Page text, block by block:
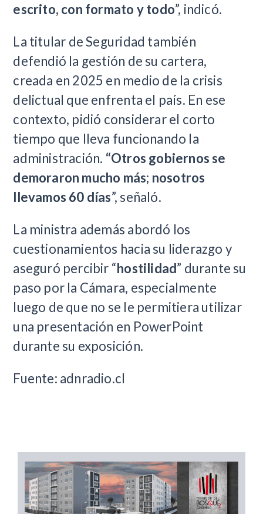
escrito, con formato y todo”, indicó.
La titular de Seguridad también
defendió la gestión de su cartera,
creada en 2025 en medio de la crisis
delictual que enfrenta el país. En ese
contexto, pidió considerar el corto
tiempo que lleva funcionando la
administración. “Otros gobiernos se
demoraron mucho más; nosotros
llevamos 60 días”, señaló.
La ministra además abordó los
cuestionamientos hacia su liderazgo y
aseguró percibir “hostilidad” durante su
paso por la Cámara, especialmente
luego de que no se le permitiera utilizar
una presentación en PowerPoint
durante su exposición.
Fuente: adnradio.cl